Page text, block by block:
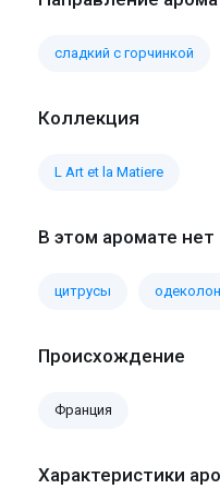
сладкий с горчинкой
Коллекция
L Art et la Matiere
В этом аромате нет
цитрусы
Происхождение
Франция
Характеристики